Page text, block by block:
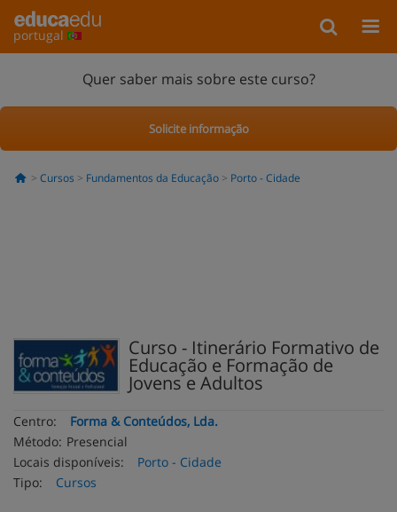
portugal
Quer saber mais sobre este curso?
Solicite informação
Cursos Fundamentos da Educação Porto - Cidade
Curso - Itinerário Formativo de
Educação e Formação de
Jovens e Adultos
Centro:
Forma & Conteúdos, Lda.
Método: Presencial
Locais disponíveis:
Porto - Cidade
Tipo:
Cursos